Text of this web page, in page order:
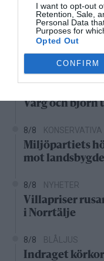
I want to opt-out
Retention, Sale,
Personal Data
Purposes for
Opted Out
CONFIRM
32°C 32°C
Senaste nytt
Varg och björn
8/8
Miljöpartiets
mot
8/8 NYHETER
Villapriser
i Norrtälje
8/8 BLÅLJUS
Indraget